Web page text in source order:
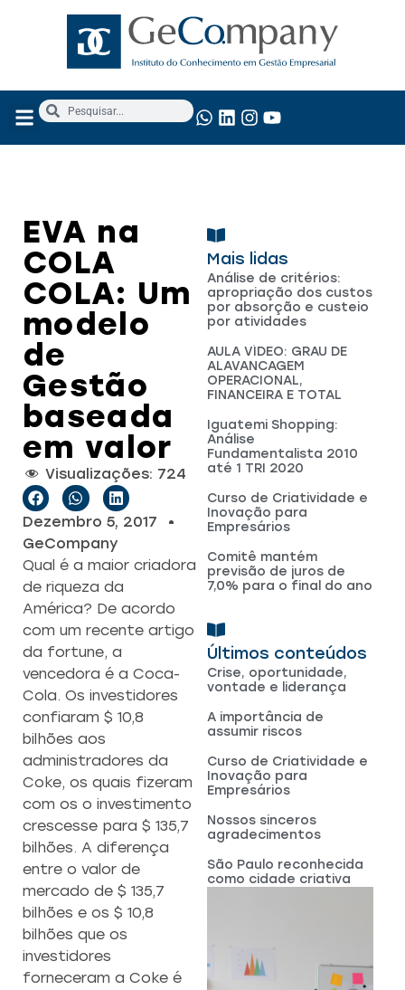
EVA na
COLA
COLA: Um
modelo
de
Gestão
baseada
em valor
Visualizações: 724
Dezembro 5, 2017
GeCompany
Qual é a maior criadora
de riqueza da
América? De acordo
com um recente artigo
da fortune, a
vencedora é a Coca-
Cola. Os investidores
confiaram $ 10,8
bilhões aos
administradores da
Coke, os quais fizeram
com os o investimento
crescesse para $ 135,7
bilhões. A diferença
entre o valor de
mercado de $ 135,7
bilhões e os $ 10,8
bilhões que os
investidores
forneceram a Coke é
Mais lidas
Últimos conteúdos
Crise, oportunidade,
vontade e liderança
A importância de
assumir riscos
Curso de Criatividade e
Inovação para
Empresários
Nossos sinceros
agradecimentos
São Paulo reconhecida
como cidade criativa
Análise de critérios:
apropriação dos custos
por absorção e custeio
por atividades
AULA VÍDEO: GRAU DE
ALAVANCAGEM
OPERACIONAL,
FINANCEIRA E TOTAL
Iguatemi Shopping:
Análise
Fundamentalista 2010
até 1 TRI 2020
Curso de Criatividade e
Inovação para
Empresários
Comitê mantém
previsão de juros de
7,0% para o final do ano